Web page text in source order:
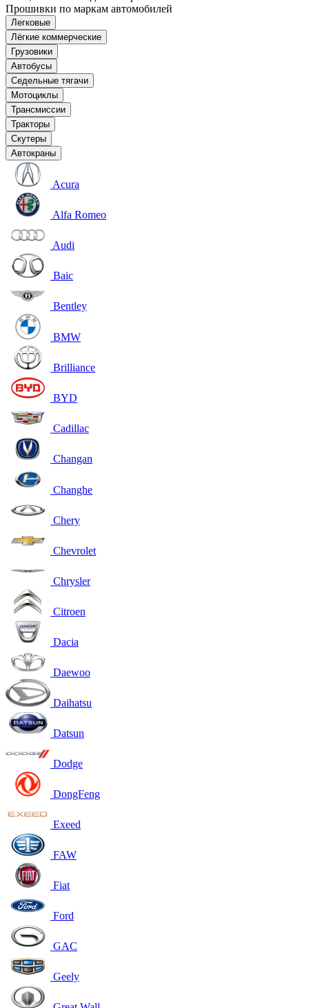
Прошивки по маркам автомобилей
Легковые
Лёгкие коммерческие
Грузовики
Автобусы
Седельные тягачи
Мотоциклы
Трансмиссии
Тракторы
Скутеры
Автокраны
Acura
Alfa Romeo
Audi
Baic
Bentley
BMW
Brilliance
BYD
Cadillac
Changan
Changhe
Chery
Chevrolet
Chrysler
Citroen
Dacia
Daewoo
Daihatsu
Datsun
Dodge
DongFeng
Exeed
FAW
Fiat
Ford
GAC
Geely